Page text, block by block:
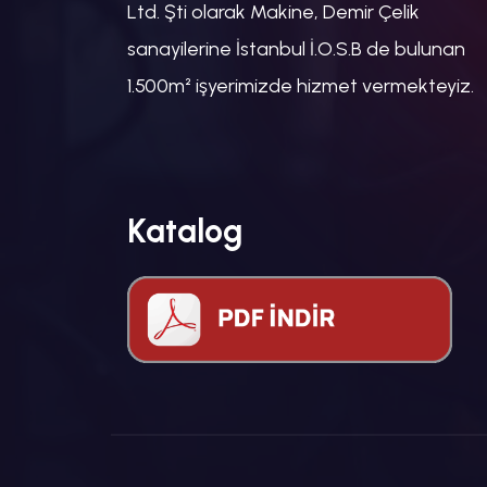
Ltd. Şti olarak Makine, Demir Çelik
sanayilerine İstanbul İ.O.S.B de bulunan
1.500m² işyerimizde hizmet vermekteyiz.
Katalog